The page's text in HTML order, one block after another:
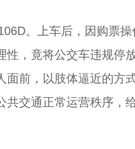
。上车后，因购票操
性，竟将公交车违规停
面前，以肢体逼近的方
共交通正常运营秩序，